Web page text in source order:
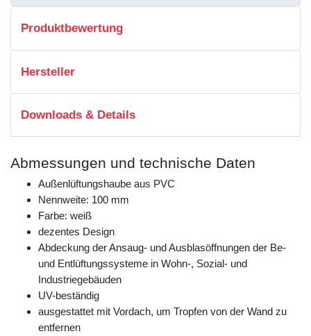
Produktbewertung
Hersteller
Downloads & Details
Abmessungen und technische Daten
Außenlüftungshaube aus PVC
Nennweite: 100 mm
Farbe: weiß
dezentes Design
Abdeckung der Ansaug- und Ausblasöffnungen der Be-
und Entlüftungssysteme in Wohn-, Sozial- und
Industriegebäuden
UV-beständig
ausgestattet mit Vordach, um Tropfen von der Wand zu
entfernen